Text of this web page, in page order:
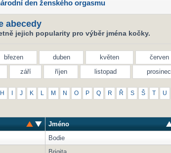
den ženského orgasmu
abecedy
jejich popularity pro výběr jména kočky.
březen duben květen
červen
září říjen listopad prosinec
H J K M N O P Q R Ř S Š T U
Jméno
Bodie